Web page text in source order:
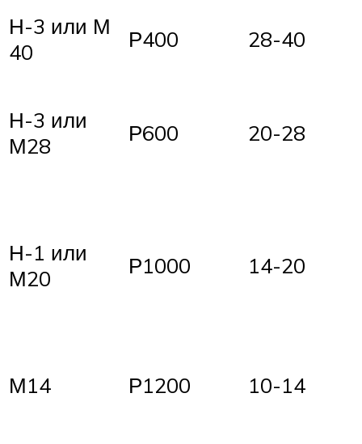
Н-3 или М
40
Р400 28-40
Н-3 или
М28
Р600 20-28
Н-1 или
М20
Р1000 14-20
М14 Р1200 10-14